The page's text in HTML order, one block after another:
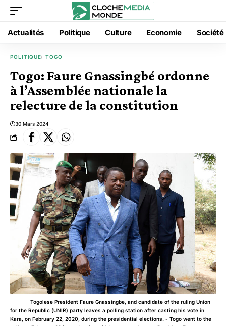
Actualités Politique Culture Economie Société
POLITIQUE TOGO
Togo: Faure Gnassingbé ordonne
à l’Assemblée nationale la
relecture de la constitution
30 Mars 2024
Togolese President Faure Gnassingbe, and candidate of the ruling Union
for the Republic (UNIR) party leaves a polling station after casting his vote in
Kara, on February 22, 2020, during the presidential elections. - Togo went to the